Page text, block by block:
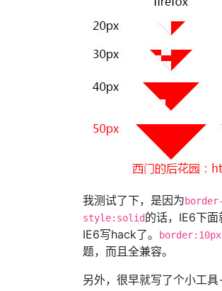
我测试了下，是因为
style:solid的话，IE6下
IE6写hack了。
题，而且全兼容。
另外，很早就写了个小工